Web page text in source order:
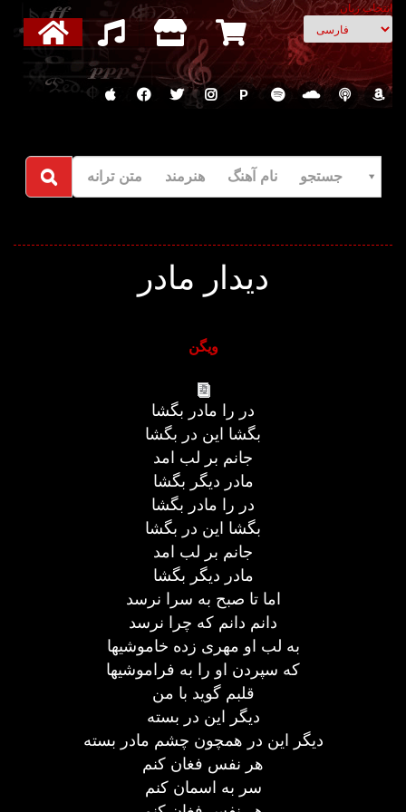
انتخاب زبان
P
جستجو نام آهنگ هنرمند متن ترانه
دیدار مادر
ویگن
در را مادر بگشا
بگشا این در بگشا
جانم بر لب امد
مادر دیگر بگشا
در را مادر بگشا
بگشا این در بگشا
جانم بر لب امد
مادر دیگر بگشا
اما تا صبح به سرا نرسد
دانم دانم که چرا نرسد
به لب او مهری زده خاموشیها
که سپردن او را به فراموشیها
قلبم گوید با من
دیگر این در بسته
دیگر این در همچون چشم مادر بسته
هر نفس فغان کنم
سر به اسمان کنم